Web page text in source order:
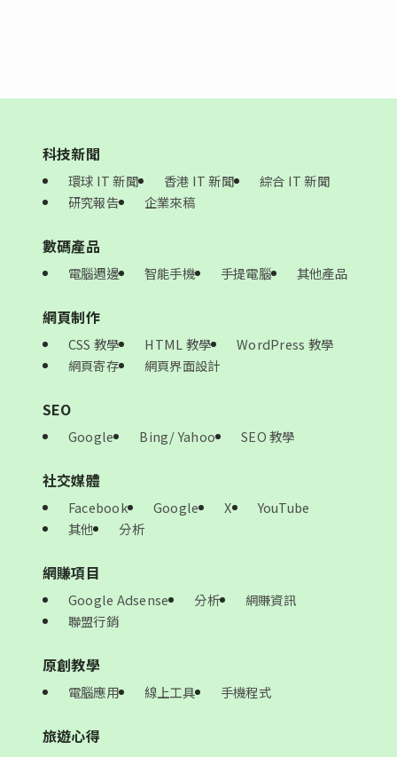
科技新聞
環球 IT 新聞 香港 IT 新聞
綜合 IT 新聞
研究報告
企業來稿
數碼產品
電腦週邊 智能手機 手提電腦 其他產品
網頁制作
CSS 教學 HTML 教學
WordPress 教學
網頁寄存
網頁界面設計
SEO
Google Bing/ Yahoo SEO 教學
社交媒體
Facebook Google X
YouTube
其他
分析
網賺項目
Google Adsense 分析
網賺資訊
聯盟行銷
原創教學
電腦應用 線上工具 手機程式
旅遊心得